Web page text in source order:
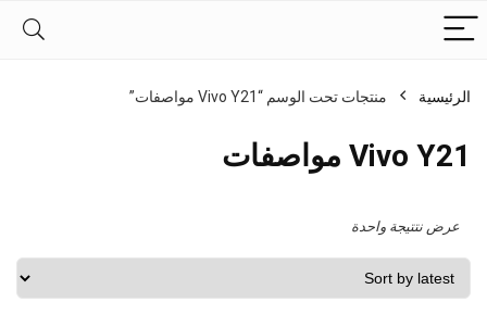
الرئيسية منتجات تحت الوسم “Vivo Y21 مواصفات”
Vivo Y21 مواصفات
عرض نتتيجة واحدة